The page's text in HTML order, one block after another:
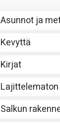
Asunnot ja
Kevyttä
Kirjat
Lajittelematon
Salkun